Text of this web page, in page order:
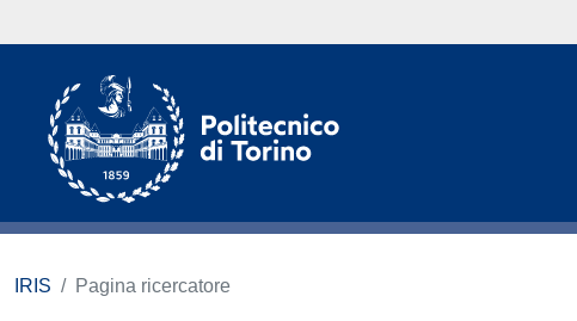
IRIS Pagina ricercatore